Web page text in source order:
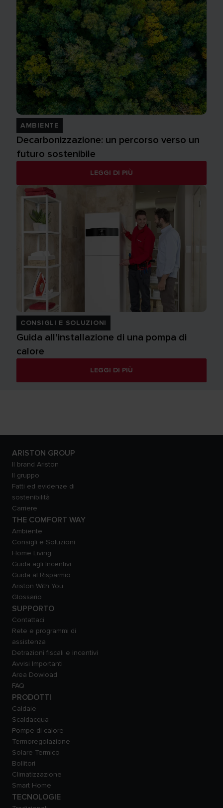
AMBIENTE
Decarbonizzazione: un percorso verso un
futuro sostenibile
LEGGI DI PIÙ
CONSIGLI E SOLUZIONI
Guida all’installazione di una pompa di
calore
LEGGI DI PIÙ
ARISTON GROUP
Il brand Ariston
Il gruppo
Fatti ed evidenze di
sostenibilità
Carriere
THE COMFORT WAY
Ambiente
Consigli e Soluzioni
Home Living
Guida agli Incentivi
Guida al Risparmio
Ariston With You
Glossario
SUPPORTO
Contattaci
Rete e programmi di
assistenza
Detrazioni fiscali e incentivi
Avvisi Importanti
Area Dowload
FAQ
PRODOTTI
Caldaie
Scaldacqua
Pompe di calore
Termoregolazione
Solare Termico
Bollitori
Climatizzazione
Smart Home
TECNOLOGIE